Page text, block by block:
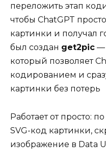
переложить этап
чтобы ChatGPT
картинки и получал
был создан get2piс —
который позволяет
кодированием и
картинки без потерь
Работает от просто:
SVG-код картинки,
изображение в Data